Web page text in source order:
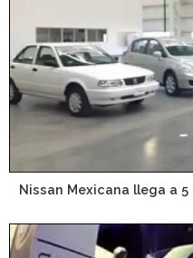
Nissan Mexicana llega a